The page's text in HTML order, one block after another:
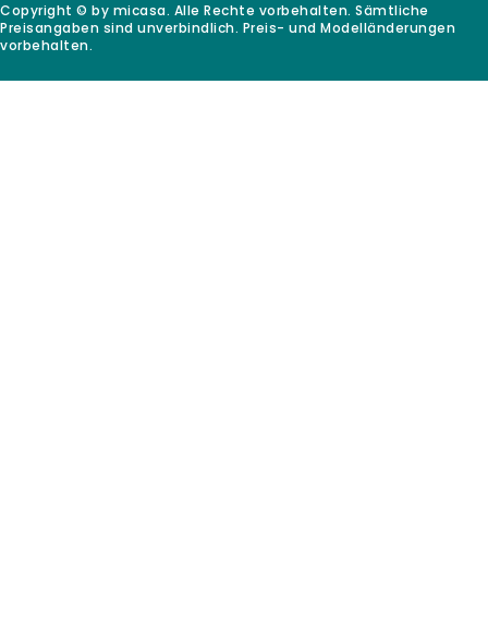
Copyright © by micasa. Alle Rechte vorbehalten. Sämtliche
Preisangaben sind unverbindlich. Preis- und Modelländerungen
vorbehalten.